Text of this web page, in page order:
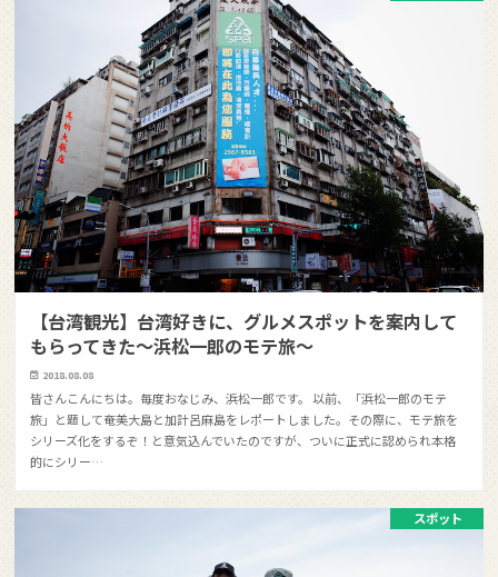
【台湾観光】台湾好きに、グルメスポットを案内して
もらってきた〜浜松一郎のモテ旅〜
2018.08.08
皆さんこんにちは。毎度おなじみ、浜松一郎です。 以前、「浜松一郎のモテ
旅」と題して奄美大島と加計呂麻島をレポートしました。その際に、モテ旅を
シリーズ化をするぞ！と意気込んでいたのですが、ついに正式に認められ本格
的にシリー…
スポット